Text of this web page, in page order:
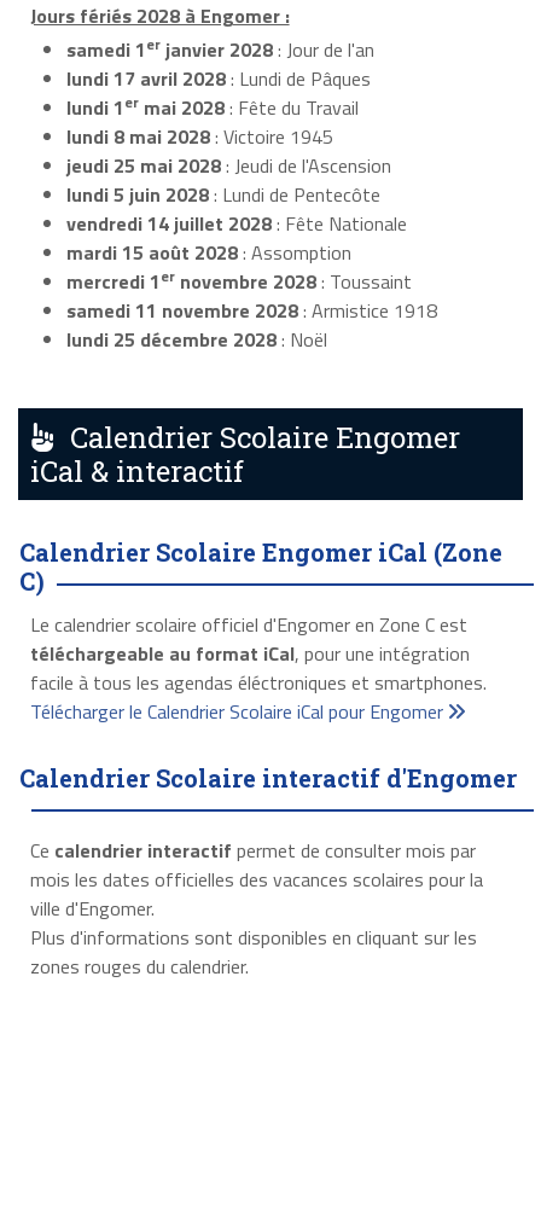
Jours fériés 2028 à Engomer :
samedi 1er janvier 2028: Jour de l'an
lundi 17 avril 2028: Lundi de Pâques
lundi 1er mai 2028: Fête du Travail
lundi 8 mai 2028: Victoire 1945
jeudi 25 mai 2028: Jeudi de l'Ascension
lundi 5 juin 2028: Lundi de Pentecôte
vendredi 14 juillet 2028: Fête Nationale
mardi 15 août 2028: Assomption
mercredi 1er novembre 2028: Toussaint
samedi 11 novembre 2028: Armistice 1918
lundi 25 décembre 2028: Noël
Calendrier Scolaire Engomer
iCal & interactif
Calendrier Scolaire Engomer iCal (Zone
C)
Le calendrier scolaire officiel d'Engomer en Zone C est
téléchargeable au format iCal, pour une intégration
facile à tous les agendas éléctroniques et smartphones.
Télécharger le Calendrier Scolaire iCal pour Engomer
Calendrier Scolaire interactif d'Engomer
Ce calendrier interactif permet de consulter mois par
mois les dates officielles des vacances scolaires pour la
ville d'Engomer.
Plus d'informations sont disponibles en cliquant sur les
zones rouges du calendrier.